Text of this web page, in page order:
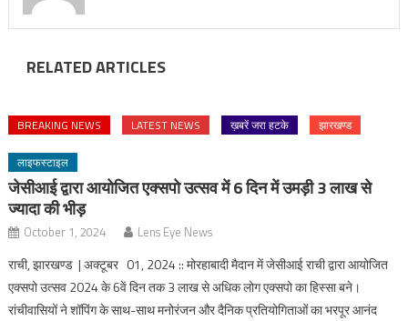
RELATED ARTICLES
BREAKING NEWS LATEST NEWS ख़बरें जरा हटके झारखण्ड
लाइफस्टाइल
जेसीआई द्वारा आयोजित एक्सपो उत्सव में 6 दिन में उमड़ी 3 लाख से
ज्यादा की भीड़
October 1, 2024 Lens Eye News
राची, झारखण्ड | अक्टूबर 01, 2024 :: मोरहाबादी मैदान में जेसीआई राची द्वारा आयोजित
एक्सपो उत्सव 2024 के 6वें दिन तक 3 लाख से अधिक लोग एक्सपो का हिस्सा बने।
रांचीवासियों ने शॉपिंग के साथ-साथ मनोरंजन और दैनिक प्रतियोगिताओं का भरपूर आनंद